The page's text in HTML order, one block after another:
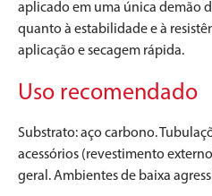
aplicado em uma única demão
quanto à estabilidade e à
aplicação e secagem rápida.
Uso recomendado
Substrato: aço carbono.
acessórios (revestimento
geral. Ambientes de baixa